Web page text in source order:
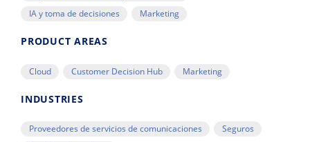
IA y toma de decisiones
Marketing
PRODUCT AREAS
Cloud Customer Decision Hub Marketing
INDUSTRIES
Proveedores de servicios de comunicaciones
Seguros